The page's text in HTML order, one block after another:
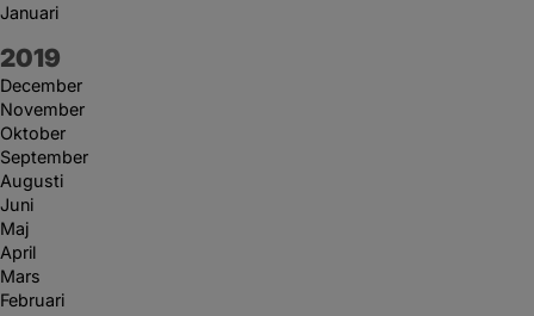
Januari
År:
2019
December
November
Oktober
September
Augusti
Juni
Maj
April
Mars
Februari